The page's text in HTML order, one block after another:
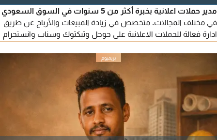
والتطوير حسن التعامل مع العملاء قادر على تحملمدير حملات اعلانية بخبرة أكثر من 5 سنوات في السوق السعودي
في مختلف المجالات. متخصص في زيادة المبيعات والأرباح عن طريق
ادارة فعالة للحملات الاعلانية على جوجل وتيكتوك وسناب وانستجرام
وفيسبوك وتويتر. خبرة كبيرة في تحسين محركات البحث وابتكار أفكار
تسويقية وتحليل الأداء والأرقام. متواجد بالمملكة ومتاح للعمل مع
الشركات والأفراد بمنتهي الكفاءة. تواصل معي للحصول على نتائج
حقيقية وليس مجرد وعود فارغة